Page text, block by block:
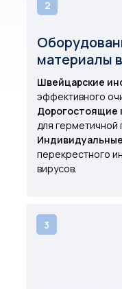
2
Швейцарские
эффективного
Дорогостоящие
для герметичной
перекрестного
вирусов.
материалы
3